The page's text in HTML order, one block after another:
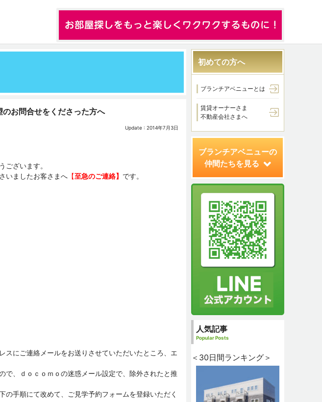
のお問合せをくださった方へ
Update : 2014年7月3日
ございます。
いましたお客さまへ 【至急のご連絡】 です。
スにご連絡メールをお送りさせていただいたところ、エ
で、ｄｏｃｏｍｏの迷惑メール設定で、除外されたと推
手順にて改めて、ご見学予約フォームを登録いただく
初めての方へ
ブランチアベニューとは
賃貸オーナーさま
不動産会社さまへ
ブランチアベニューの
仲間たちを見る
人気記事
Popular Posts
＜30日間ランキング＞